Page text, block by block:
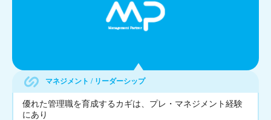
マネジメント / リーダーシップ
優れた管理職を育成するカギは、プレ・マネジメント経験
にあり